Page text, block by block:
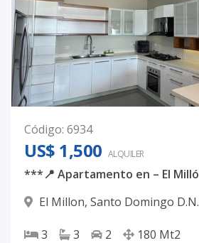
Código: 6934
US$ 1,500 ALQUILER
El Millon, Santo Domingo D.N.
3 3 2 180 Mt2